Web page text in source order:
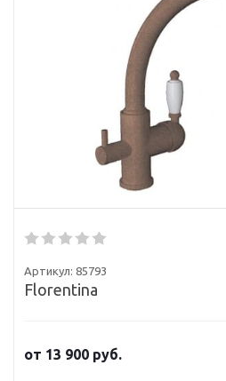
Артикул: 85793
Florentina
от 13 900 руб.